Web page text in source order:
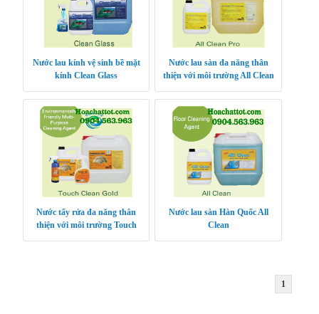
Nước lau kính vệ sinh bề mặt
kính Clean Glass
Nước lau sàn đa năng thân
thiện với môi trường All Clean
Nước tẩy rửa đa năng thân
thiện với môi trường Touch
Nước lau sàn Hàn Quốc All
Clean
1